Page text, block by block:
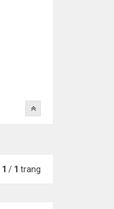
1 / 1 trang